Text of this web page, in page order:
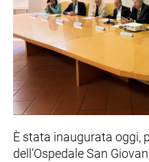
È stata inaugurata oggi,
dell’Ospedale San